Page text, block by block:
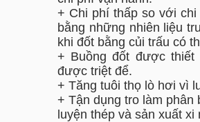
+ Chi phí thấp so với
bằng những nhiên liệu
khi đốt bằng củi trấu có
+ Buồng đốt được
được triệt để.
+ Tăng tuôi thọ lò hơi vì
+ Tận dụng tro làm phân
luyện thép và sản xuất xi